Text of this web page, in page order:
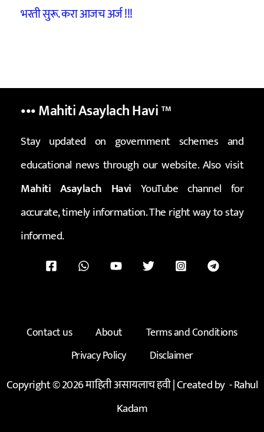
भरती सुरू. करा आजच अर्ज !!!
••• Mahiti Asaylach Havi™
Stay updated on government schemes and
educational news through our website. Also visit
Mahiti Asaylach Havi YouTube channel for
accurate, timely information. The right way to stay
informed.
Contact us About
Terms and Conditions
Privacy Policy
Disclaimer
Copyright © 2026 माहिती असायलाच हवी | Created by -Rahul
Kadam